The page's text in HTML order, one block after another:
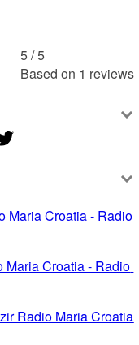
5 /5
Based on 1 reviews
Maria Croatia - Radio
Maria Croatia - Radio
Radio Maria Croatia